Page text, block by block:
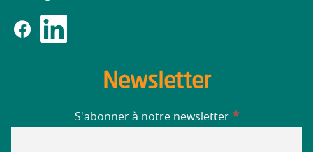
Newsletter
S'abonner à notre newsletter *